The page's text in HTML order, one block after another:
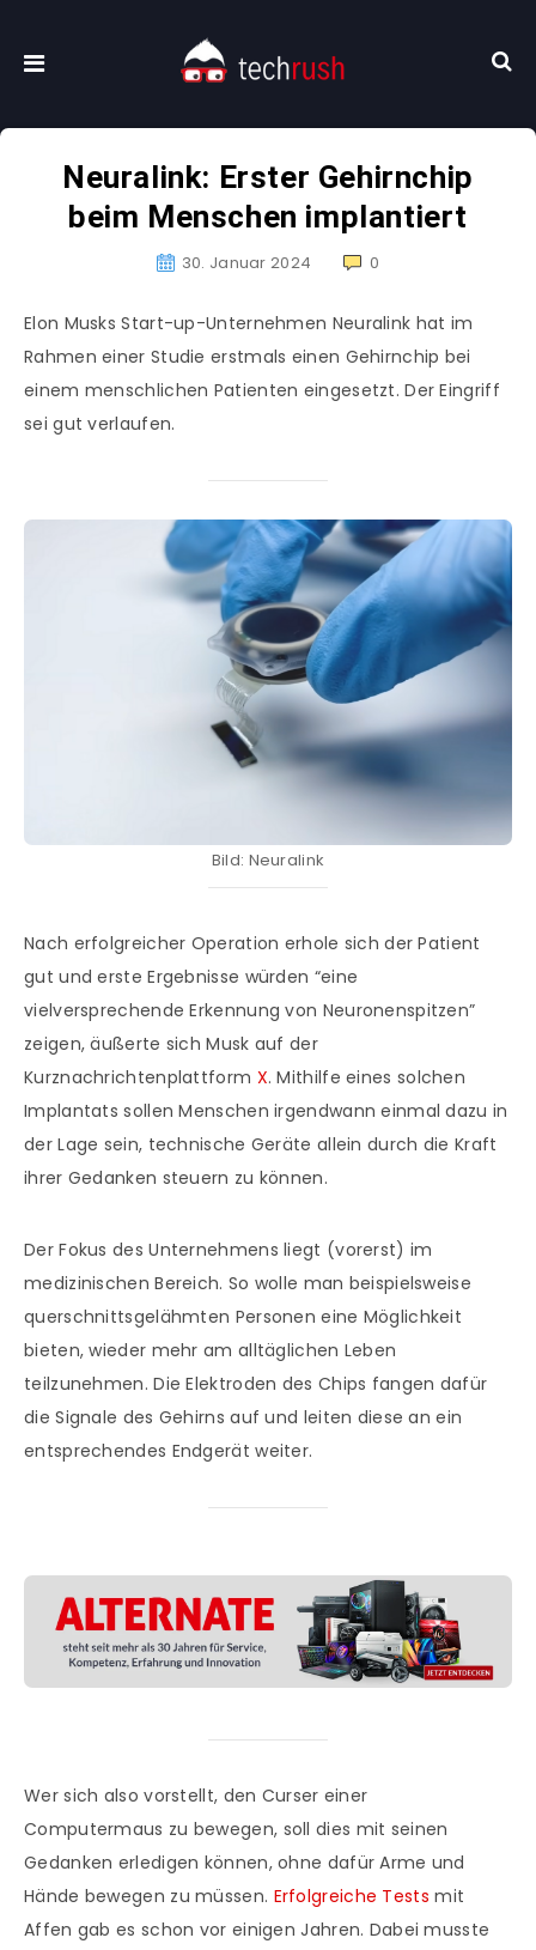
Neuralink: Erster Gehirnchip
beim Menschen implantiert
30. Januar 2024 0
Elon Musks Start-up-Unternehmen Neuralink hat im
Rahmen einer Studie erstmals einen Gehirnchip bei
einem menschlichen Patienten eingesetzt. Der Eingriff
sei gut verlaufen.
Bild: Neuralink
Nach erfolgreicher Operation erhole sich der Patient
gut und erste Ergebnisse würden “eine
vielversprechende Erkennung von Neuronenspitzen”
zeigen, äußerte sich Musk auf der
Kurznachrichtenplattform X. Mithilfe eines solchen
Implantats sollen Menschen irgendwann einmal dazu in
der Lage sein, technische Geräte allein durch die Kraft
ihrer Gedanken steuern zu können.
Der Fokus des Unternehmens liegt (vorerst) im
medizinischen Bereich. So wolle man beispielsweise
querschnittsgelähmten Personen eine Möglichkeit
bieten, wieder mehr am alltäglichen Leben
teilzunehmen. Die Elektroden des Chips fangen dafür
die Signale des Gehirns auf und leiten diese an ein
entsprechendes Endgerät weiter.
Wer sich also vorstellt, den Curser einer
Computermaus zu bewegen, soll dies mit seinen
Gedanken erledigen können, ohne dafür Arme und
Hände bewegen zu müssen. Erfolgreiche Tests mit
Affen gab es schon vor einigen Jahren. Dabei musste